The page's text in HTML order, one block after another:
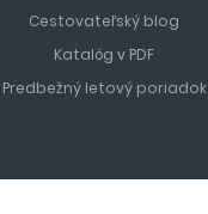
Cestovateľský blog
Katalóg v PDF
Predbežný letový poriadok